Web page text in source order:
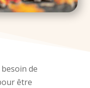
de
être